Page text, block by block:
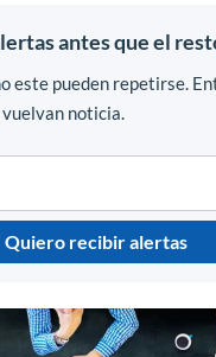
antes que el
este pueden repetirse.
noticia.
Quiero recibir alertas